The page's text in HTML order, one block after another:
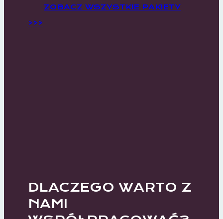
ZOBACZ WSZYSTKIE PAKIETY
>>>
DLACZEGO WARTO Z
NAMI